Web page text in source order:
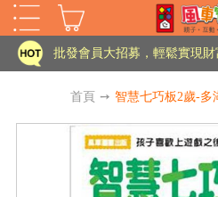
批發會員大招募，輕鬆實現財
老師您好!!幼教會員火熱招募
海外購物免煩惱！點我查看
首頁 ➙ 智慧七巧板2歲-多